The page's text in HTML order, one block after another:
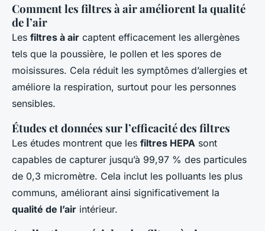
Comment les filtres à air améliorent la qualité
de l’air
Les filtres à air captent efficacement les allergènes
tels que la poussière, le pollen et les spores de
moisissures. Cela réduit les symptômes d’allergies et
améliore la respiration, surtout pour les personnes
sensibles.
Études et données sur l’efficacité des filtres
Les études montrent que les filtres HEPA sont
capables de capturer jusqu’à 99,97 % des particules
de 0,3 micromètre. Cela inclut les polluants les plus
communs, améliorant ainsi significativement la
qualité de l’air intérieur.